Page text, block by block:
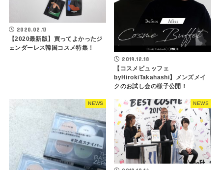
2020.02.13
【2020最新版】買ってよかったジ
ェンダーレス韓国コスメ特集！
2019.12.18
【コスメビュッフェ
byHirokiTakahashi】メンズメイ
クのお試し会の様子公開！
NEWS NEWS